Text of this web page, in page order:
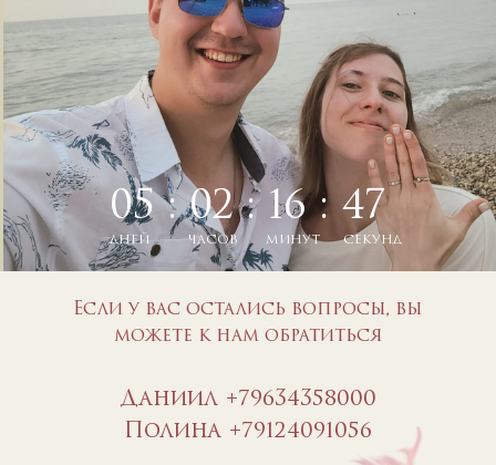
МИНУТ
ЧАСОВ
ДНЕЙ
05 : 02 : 16 : 46
СЕКУНД
Если у вас остались вопросы, вы
можете к нам обратиться
Даниил +79634358000
Полина +79124091056